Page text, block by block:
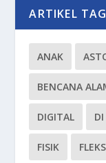
ARTIKEL TAG
ANAK
BENCANA
DIGITAL
FISIK